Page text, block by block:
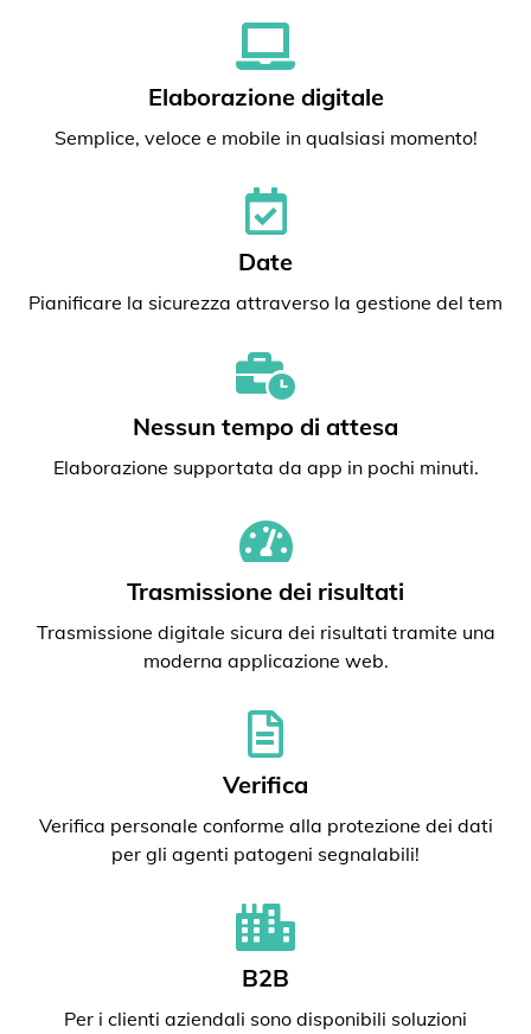
Elaborazione digitale
Semplice, veloce e mobile in qualsiasi momento!
Date
Pianificare la sicurezza attraverso la gestione del tem
Nessun tempo di attesa
Elaborazione supportata da app in pochi minuti.
Trasmissione dei risultati
Trasmissione digitale sicura dei risultati tramite una
moderna applicazione web.
Verifica
Verifica personale conforme alla protezione dei dati
per gli agenti patogeni segnalabili!
B2B
Per i clienti aziendali sono disponibili soluzioni